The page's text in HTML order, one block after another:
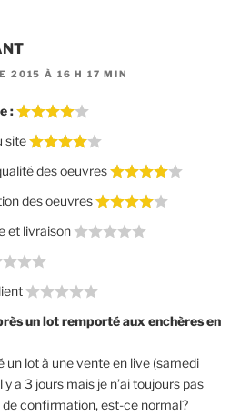
2015 À 16 H 17 MIN
:
site
des oeuvres
des oeuvres
et livraison
un lot remporté aux enchères en
un lot à une vente en live (samedi
y a 3 jours mais je n’ai toujours pas
de confirmation, est-ce normal?